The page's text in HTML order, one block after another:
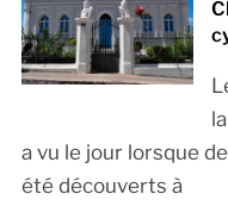
a vu le jour lorsque
été découverts à